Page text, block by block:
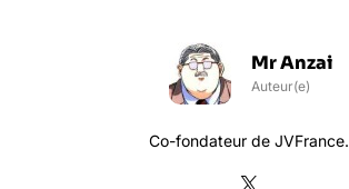
Mr Anzai
Auteur(e)
Co-fondateur de JVFrance.